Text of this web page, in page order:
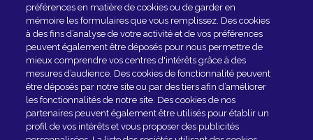
NOS PARTENAIRES
préférences en matière de cookies ou de garder en
mémoire les formulaires que vous remplissez. Des cookies
à des fins d’analyse de votre activité et de vos préférences
peuvent également être déposés pour nous permettre de
mieux comprendre vos centres d'intérêts grâce à des
mesures d’audience. Des cookies de fonctionnalité peuvent
être déposés par notre site ou par des tiers afin d’améliorer
les fonctionnalités de notre site. Des cookies de nos
partenaires peuvent également être utilisés pour établir un
profil de vos intérêts et vous proposer des publicités